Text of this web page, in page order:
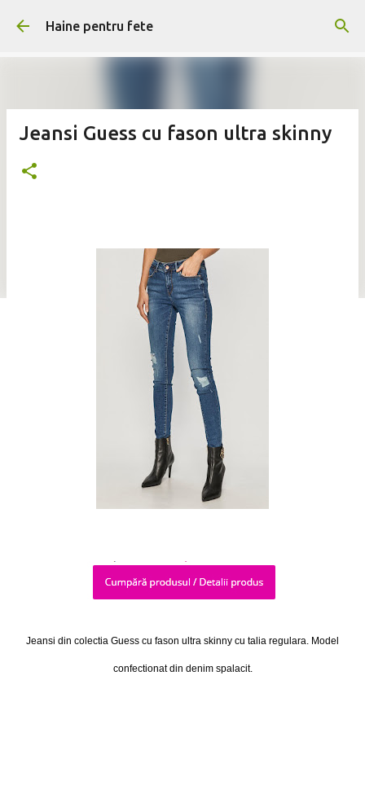
Treceți la conținutul principal
Haine pentru fete
Jeansi Guess cu fason ultra skinny
Jeansi din colectia Guess cu fason ultra skinny cu talia regulara. Model
confectionat din denim spalacit.